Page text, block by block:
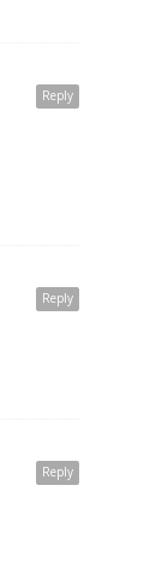
Reply
Reply
Reply